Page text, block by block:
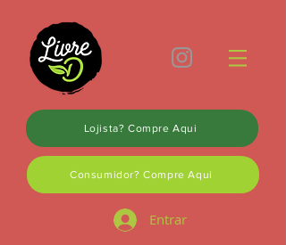
Lojista? Compre Aqui
Consumidor? Compre Aqui
Entrar